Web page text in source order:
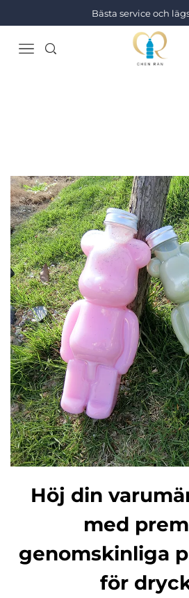
Bästa service och
Höj din
med
genomskinliga
för